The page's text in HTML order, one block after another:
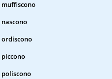
muffiscono
nascono
ordiscono
piccono
poliscono